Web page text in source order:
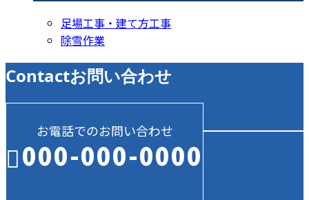
足場工事・建て方工事
除雪作業
Contactお問い合わせ
お電話でのお問い合わせ
000-000-0000